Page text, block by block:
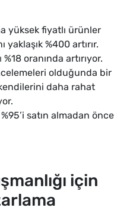
yüksek fiyatlı ürünler
yaklaşık %400 artırır.
oranında artırıyor.
olduğunda bir
daha rahat
satın almadan önce
için